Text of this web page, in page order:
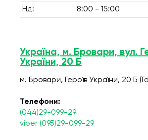
Нд: 8:00 - 15:00
Україна, м. Бровари, вул.
України, 20 Б
м. Бровари, Героїв України, 20 Б
Телефони:
(044)29-099-29
viber (095)29-099-29